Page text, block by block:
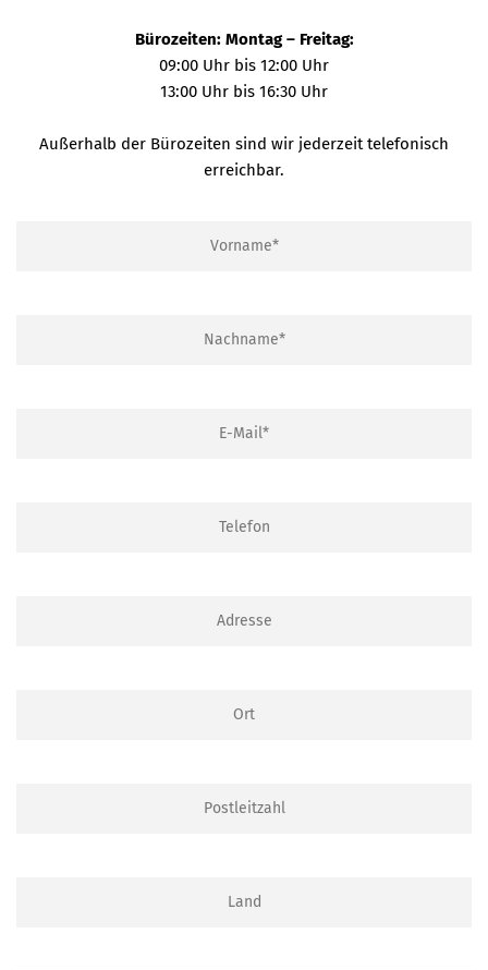
Bürozeiten: Montag – Freitag:
09:00 Uhr bis 12:00 Uhr
13:00 Uhr bis 16:30 Uhr
Außerhalb der Bürozeiten sind wir jederzeit telefonisch
erreichbar.